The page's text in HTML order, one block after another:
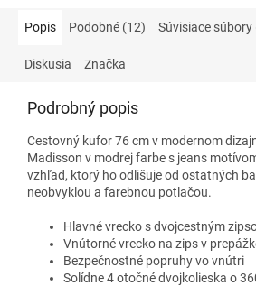
Popis Podobné (12) Súvisiace súbory
Diskusia Značka
Podrobný popis
Cestovný kufor 76 cm v modernom
Madisson v modrej farbe s jeans
vzhľad, ktorý ho odlišuje od ostatných
neobvyklou a farebnou potlačou.
Hlavné vrecko s dvojcestným
Vnútorné vrecko na zips v
Bezpečnostné popruhy vo vnútri
Solídne 4 otočné dvojkolieska o